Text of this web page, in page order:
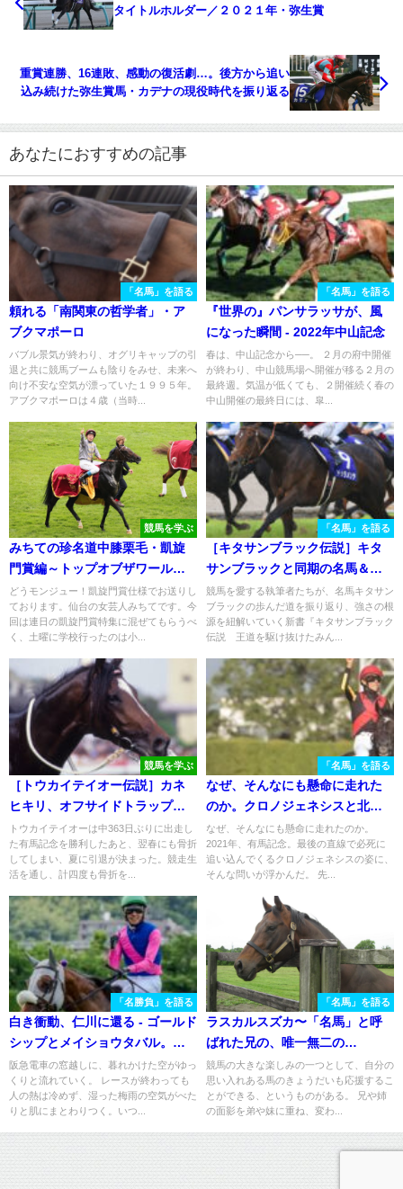
タイトルホルダー／２０２１年・弥生賞
重賞連勝、16連敗、感動の復活劇…。後方から追い
込み続けた弥生賞馬・カデナの現役時代を振り返る
あなたにおすすめの記事
「名馬」を語る
頼れる「南関東の哲学者」・ア
ブクマポーロ
バブル景気が終わり、オグリキャップの引
退と共に競馬ブームも陰りをみせ、未来へ
向け不安な空気が漂っていた１９９５年。
アブクマポーロは４歳（当時...
「名馬」を語る
『世界の』パンサラッサが、風
になった瞬間 - 2022年中山記念
春は、中山記念から──。 ２月の府中開催
が終わり、中山競馬場へ開催が移る２月の
最終週。気温が低くても、２開催続く春の
中山開催の最終日には、皐...
競馬を学ぶ
みちての珍名道中膝栗毛・凱旋
門賞編～トップオブザワールド
な馬たちの巻～
どうモンジュー！凱旋門賞仕様でお送りし
ております。仙台の女芸人みちてです。今
回は連日の凱旋門賞特集に混ぜてもらうべ
く、土曜に学校行ったのは小...
「名馬」を語る
［キタサンブラック伝説］キタ
サンブラックと同期の名馬＆名
種牡馬、ドゥラメンテ。多くの
「もしも」を感じさせたその生
涯
競馬を愛する執筆者たちが、名馬キタサン
ブラックの歩んだ道を振り返り、強さの根
源を紐解いていく新書『キタサンブラック
伝説 王道を駆け抜けたみん...
競馬を学ぶ
［トウカイテイオー伝説］カネ
ヒキリ、オフサイドトラップ、
そしてテイオー。怪我から見事
に復活、ファンの感動を呼んだ
名馬たち
トウカイテイオーは中363日ぶりに出走し
た有馬記念を勝利したあと、翌春にも骨折
してしまい、夏に引退が決まった。競走生
活を通し、計四度も骨折を...
「名馬」を語る
なぜ、そんなにも懸命に走れた
のか。クロノジェネシスと北村
友一騎手の1,212日。
なぜ、そんなにも懸命に走れたのか。
2021年、有馬記念。最後の直線で必死に
追い込んでくるクロノジェネシスの姿に、
そんな問いが浮かんだ。 先...
「名勝負」を語る
白き衝動、仁川に還る - ゴールド
シップとメイショウタバル。宝
塚記念、親子制覇を振り返る
阪急電車の窓越しに、暮れかけた空がゆっ
くりと流れていく。 レースが終わっても
人の熱は冷めず、湿った梅雨の空気がべた
りと肌にまとわりつく。いつ...
「名馬」を語る
ラスカルスズカ〜「名馬」と呼
ばれた兄の、唯一無二の
「弟」〜
競馬の大きな楽しみの一つとして、自分の
思い入れある馬のきょうだいも応援するこ
とができる、というものがある。 兄や姉
の面影を弟や妹に重ね、変わ...